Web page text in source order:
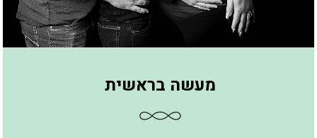
מעשה בראשית